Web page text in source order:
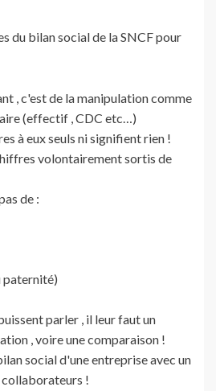
du bilan social de la SNCF pour
, c'est de la manipulation comme
(effectif , CDC etc…)
à eux seuls ni signifient rien !
volontairement sortis de
de :
paternité)
parler , il leur faut un
, voire une comparaison !
social d'une entreprise avec un
!